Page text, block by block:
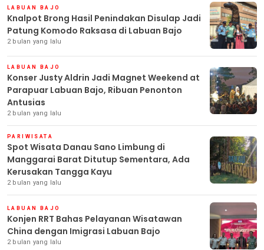
LABUAN BAJO
Knalpot Brong Hasil Penindakan Disulap Jadi
Patung Komodo Raksasa di Labuan Bajo
2 bulan yang lalu
LABUAN BAJO
Konser Justy Aldrin Jadi Magnet Weekend at
Parapuar Labuan Bajo, Ribuan Penonton
Antusias
2 bulan yang lalu
PARIWISATA
Spot Wisata Danau Sano Limbung di
Manggarai Barat Ditutup Sementara, Ada
Kerusakan Tangga Kayu
2 bulan yang lalu
LABUAN BAJO
Konjen RRT Bahas Pelayanan Wisatawan
China dengan Imigrasi Labuan Bajo
2 bulan yang lalu